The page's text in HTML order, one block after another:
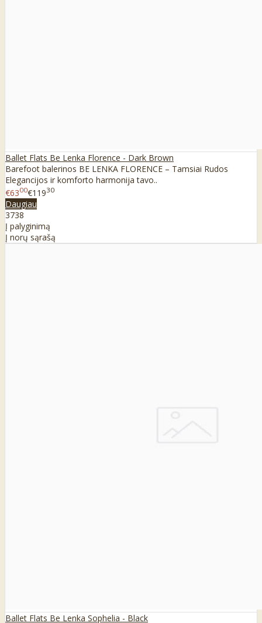
Ballet Flats Be Lenka Florence - Dark Brown
Barefoot balerinos BE LENKA FLORENCE – Tamsiai Rudos
Elegancijos ir komforto harmonija tavo..
€6300€11930
Daugiau
3738
Į palyginimą
Į norų sąrašą
Ballet Flats Be Lenka Sophelia - Black